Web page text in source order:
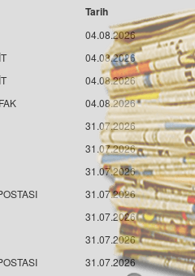
Tarih
04.08.2026
04.08.2026
04.08.2026
04.08.2026
31.07.2026
31.07.2026
31.07.2026
31.07.2026
31.07.2026
31.07.2026
31.07.2026